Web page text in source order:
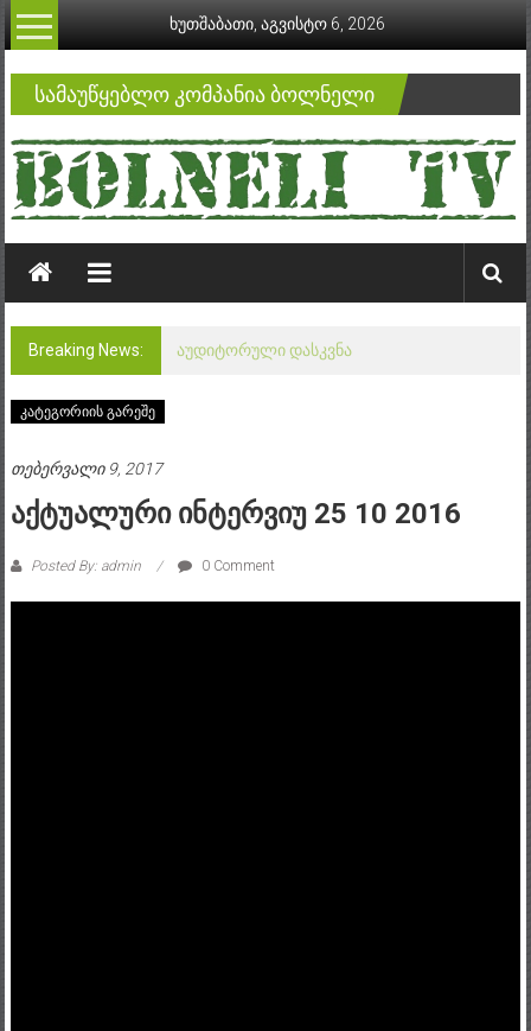
Skip
to
ხუთშაბათი, აგვისტო 6, 2026
ბოლნელი
სამაუწყებლო კომპანია ბოლნელი
Breaking News: აუდიტორული დასკვნა
კატეგორიის გარეშე
თებერვალი 9, 2017
Აქტუალური Ინტერვიუ 25 10 2016
Posted By: admin 0 Comment